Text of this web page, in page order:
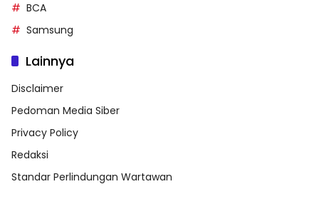
BCA
Samsung
Lainnya
Disclaimer
Pedoman Media Siber
Privacy Policy
Redaksi
Standar Perlindungan Wartawan